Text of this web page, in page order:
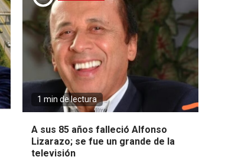
1 min de lectura
A sus 85 años falleció Alfonso
Lizarazo; se fue un grande de la
televisión